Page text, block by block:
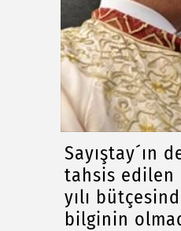
Sayıştay´ın
tahsis edilen
yılı
bilginin